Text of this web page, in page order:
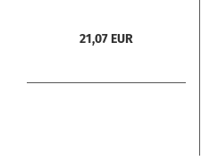
21,07 EUR